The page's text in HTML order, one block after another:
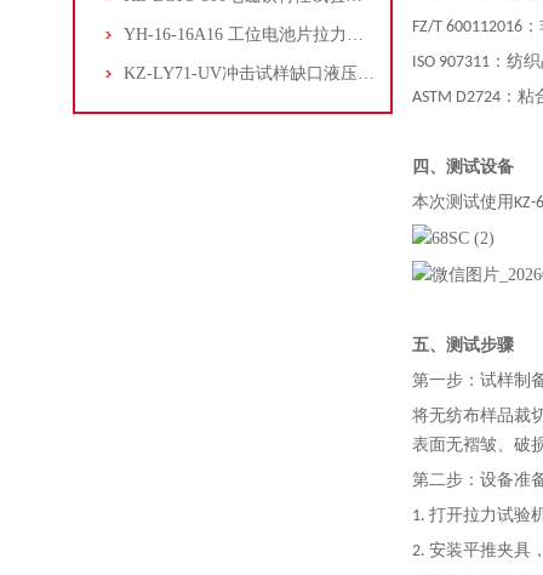
YH-16-16A16 工位电池片拉力试验机
KZ-LY71-UV冲击试样缺口液压拉床
FZ/T 600112016：
ISO 907311： 纺
ASTM D2724： 粘
四、测试设备
本次测试使用 KZ-
五、测试步骤
第一步：试样制
将无纺布样品裁
表面无褶皱、破
第二步：设备准
1. 打开拉力试验
2. 安装平推夹具